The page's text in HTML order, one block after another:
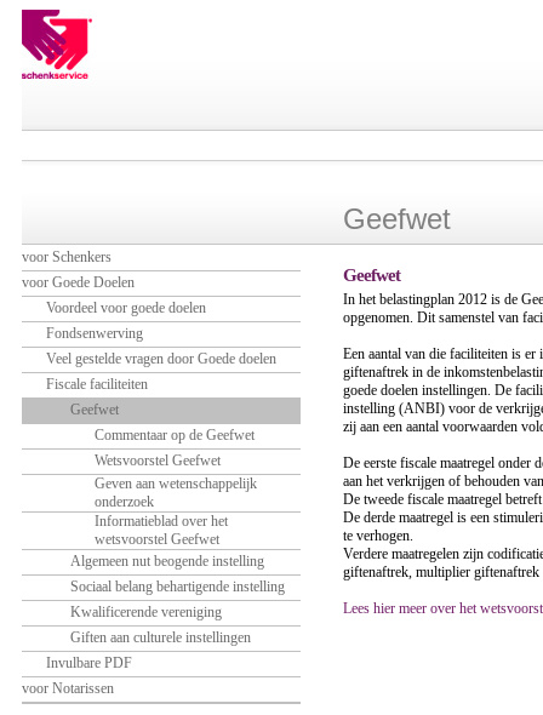
Geefwet
Geefwet
In het belastingplan 2012 is de
opgenomen. Dit samenstel van
Een aantal van die faciliteiten is er
giftenaftrek in de
goede doelen instellingen. De
instelling (ANBI) voor de
zij aan een aantal voorwaarden
De eerste fiscale maatregel onder
aan het verkrijgen of behouden
De tweede fiscale maatregel
De derde maatregel is een
te verhogen.
Verdere maatregelen zijn
giftenaftrek, multiplier giftenaftrek
Lees hier meer over het
voor Schenkers
voor Goede Doelen
Voordeel voor goede doelen
Fondsenwerving
Veel gestelde vragen door Goede doelen
Fiscale faciliteiten
Geefwet
Commentaar op de Geefwet
Wetsvoorstel Geefwet
Geven aan wetenschappelijk
onderzoek
Informatieblad over het
wetsvoorstel Geefwet
Algemeen nut beogende instelling
Sociaal belang behartigende instelling
Kwalificerende vereniging
Giften aan culturele instellingen
Invulbare PDF
voor Notarissen